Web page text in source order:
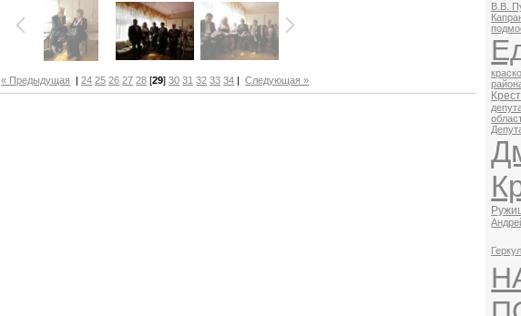
« Предыдущая |24 25 26 27 28 [29]30 31 32 33 34 |Следующая »
В.В.